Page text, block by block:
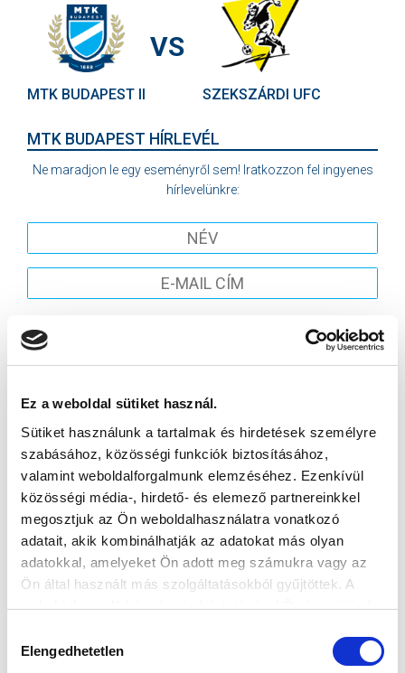
Ez a weboldal sütiket használ.
Sütiket használunk a tartalmak és hirdetések személyre
szabásához, közösségi funkciók biztosításához,
valamint weboldalforgalmunk elemzéséhez. Ezenkívül
közösségi média-, hirdető- és elemező partnereinkkel
megosztjuk az Ön weboldalhasználatra vonatkozó
adatait, akik kombinálhatják az adatokat más olyan
adatokkal, amelyeket Ön adott meg számukra vagy az
Ön által használt más szolgáltatásokból gyűjtöttek. A
weboldalon való böngészés folytatásával Ön hozzájárul a
kiválasztása
Elengedhetetlen
MTK BUDAPEST II
VS
SZEKSZÁRDI UFC
MTK BUDAPEST HÍRLEVÉL
Ne maradjon le egy eseményről sem! Iratkozzon fel ingyenes
hírlevelünkre:
SZPONZOROK